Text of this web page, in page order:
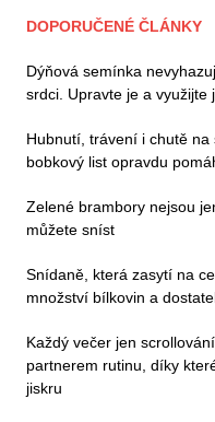
DOPORUČENÉ ČLÁNKY
Dýňová semínka
srdci. Upravte je a
Hubnutí, trávení i chutě
bobkový list opravdu
Zelené brambory nejsou
můžete sníst
Snídaně, která zasytí na
množství bílkovin a
Každý večer jen
partnerem rutinu, díky
jiskru